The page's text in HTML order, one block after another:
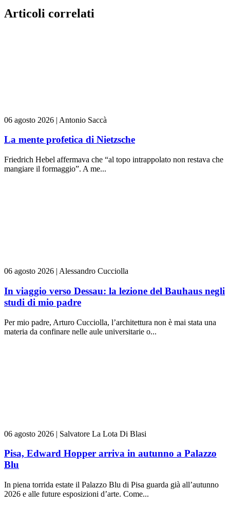
Articoli correlati
06 agosto 2026 | Antonio Saccà
La mente profetica di Nietzsche
Friedrich Hebel affermava che “al topo intrappolato non restava che
mangiare il formaggio”. A me...
06 agosto 2026 | Alessandro Cucciolla
In viaggio verso Dessau: la lezione del Bauhaus negli
studi di mio padre
Per mio padre, Arturo Cucciolla, l’architettura non è mai stata una
materia da confinare nelle aule universitarie o...
06 agosto 2026 | Salvatore La Lota Di Blasi
Pisa, Edward Hopper arriva in autunno a Palazzo
Blu
In piena torrida estate il Palazzo Blu di Pisa guarda già all’autunno
2026 e alle future esposizioni d’arte. Come...